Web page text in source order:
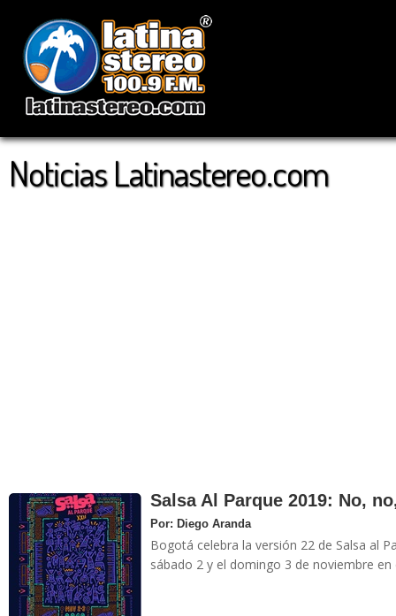
Noticias Latinastereo.com
Salsa Al Parque 2019: No,
Por: Diego Aranda
Bogotá celebra la versión 22 de Salsa al
sábado 2 y el domingo 3 de noviembre